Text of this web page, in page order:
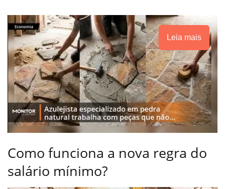
Leia mais
Como funciona a nova regra do
salário mínimo?